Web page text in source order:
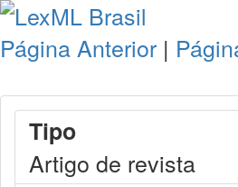
Página Anterior |
Tipo
Artigo de revista